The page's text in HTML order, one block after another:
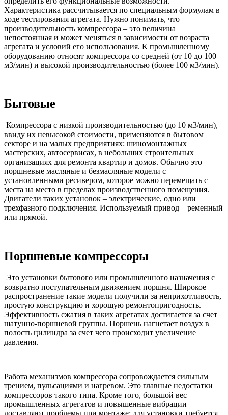
Характеристика рассчитывается по специальным формулам в
ходе тестирования агрегата. Нужно понимать, что
производительность компрессора – это величина
непостоянная и может меняться в зависимости от возраста
агрегата и условий его использования. К промышленному
оборудованию относят компрессора со средней (от 10 до 100
м3/мин) и высокой производительностью (более 100 м3/мин).
Бытовые
Компрессора с низкой производительностью (до 10 м3/мин),
ввиду их невысокой стоимости, применяются в бытовом
секторе и на малых предприятиях: шиномонтажных
мастерских, автосервисах, в небольших строительных
организациях для ремонта квартир и домов. Обычно это
поршневые масляные и безмасляные модели с
установленными ресивером, которое можно перемещать с
места на место в пределах производственного помещения.
Двигатели таких установок – электрические, одно или
трехфазного подключения. Используемый привод – ременный
или прямой.
Поршневые компрессоры
Это установки бытового или промышленного назначения с
возвратно поступательным движением поршня. Широкое
распространение такие модели получили за неприхотливость,
простую конструкцию и хорошую ремонтопригодность.
Эффективность сжатия в таких агрегатах достигается за счет
шатунно-поршневой группы. Поршень нагнетает воздух в
полость цилиндра за счет чего происходит увеличение
давления.
Работа механизмов компрессора сопровождается сильным
трением, пульсациями и нагревом. Это главные недостатки
компрессоров такого типа. Кроме того, большой вес
промышленных агрегатов и повышенные вибрации